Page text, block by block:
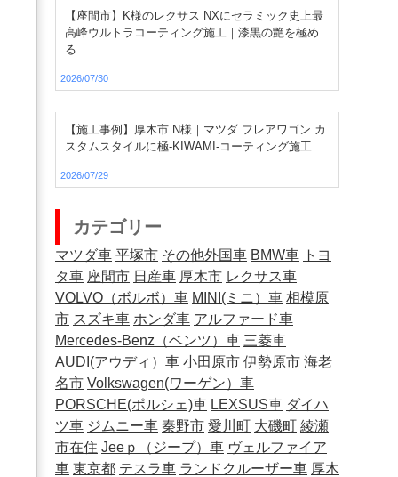
【座間市】K様のレクサス NXにセラミック史上最
高峰ウルトラコーティング施工｜漆黒の艶を極め
る
2026/07/30
【施工事例】厚木市 N様｜マツダ フレアワゴン カ
スタムスタイルに極-KIWAMI-コーティング施工
2026/07/29
カテゴリー
マツダ車 平塚市 その他外国車 BMW車 トヨ
タ車 座間市 日産車 厚木市 レクサス車
VOLVO（ボルボ）車 MINI(ミニ）車 相模原
市 スズキ車 ホンダ車 アルファード車
Mercedes-Benz（ベンツ）車 三菱車
AUDI(アウディ）車 小田原市 伊勢原市 海老
名市 Volkswagen(ワーゲン）車
PORSCHE(ポルシェ)車 LEXSUS車 ダイハ
ツ車 ジムニー車 秦野市 愛川町 大磯町 綾瀬
市在住 Jeeｐ（ジープ）車 ヴェルファイア
車 東京都 テスラ車 ランドクルーザー車 厚木